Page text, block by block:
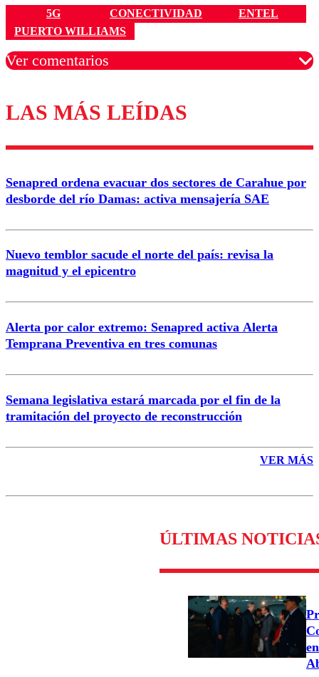
5G CONECTIVIDAD
ENTEL
PUERTO WILLIAMS
Ver comentarios
Los comentarios son moderados para garantizar un
diálogo respetuoso.
Correo
LAS MÁS LEÍDAS
Senapred ordena evacuar dos sectores de Carahue por
desborde del río Damas: activa mensajería SAE
Nuevo temblor sacude el norte del país: revisa la
magnitud y el epicentro
Alerta por calor extremo: Senapred activa Alerta
Temprana Preventiva en tres comunas
Semana legislativa estará marcada por el fin de la
tramitación del proyecto de reconstrucción
VER MÁS
ÚLTIMAS